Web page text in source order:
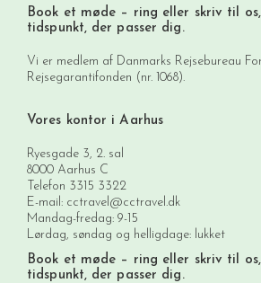
Book et møde – ring eller skriv til
tidspunkt, der passer dig.
Vi er medlem af Danmarks Rejsebureau
Rejsegarantifonden (nr. 1068).
Vores kontor i Aarhus
Ryesgade 3, 2. sal
8000 Aarhus C
Telefon 3315 3322
E-mail: cctravel@cctravel.dk
Mandag-fredag: 9-15
Lørdag, søndag og helligdage: lukket
Book et møde – ring eller skriv til
tidspunkt, der passer dig.